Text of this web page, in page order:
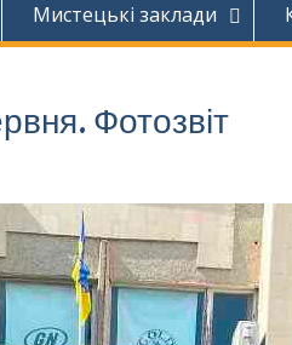
Мистецькі заклади
Фотозвіт